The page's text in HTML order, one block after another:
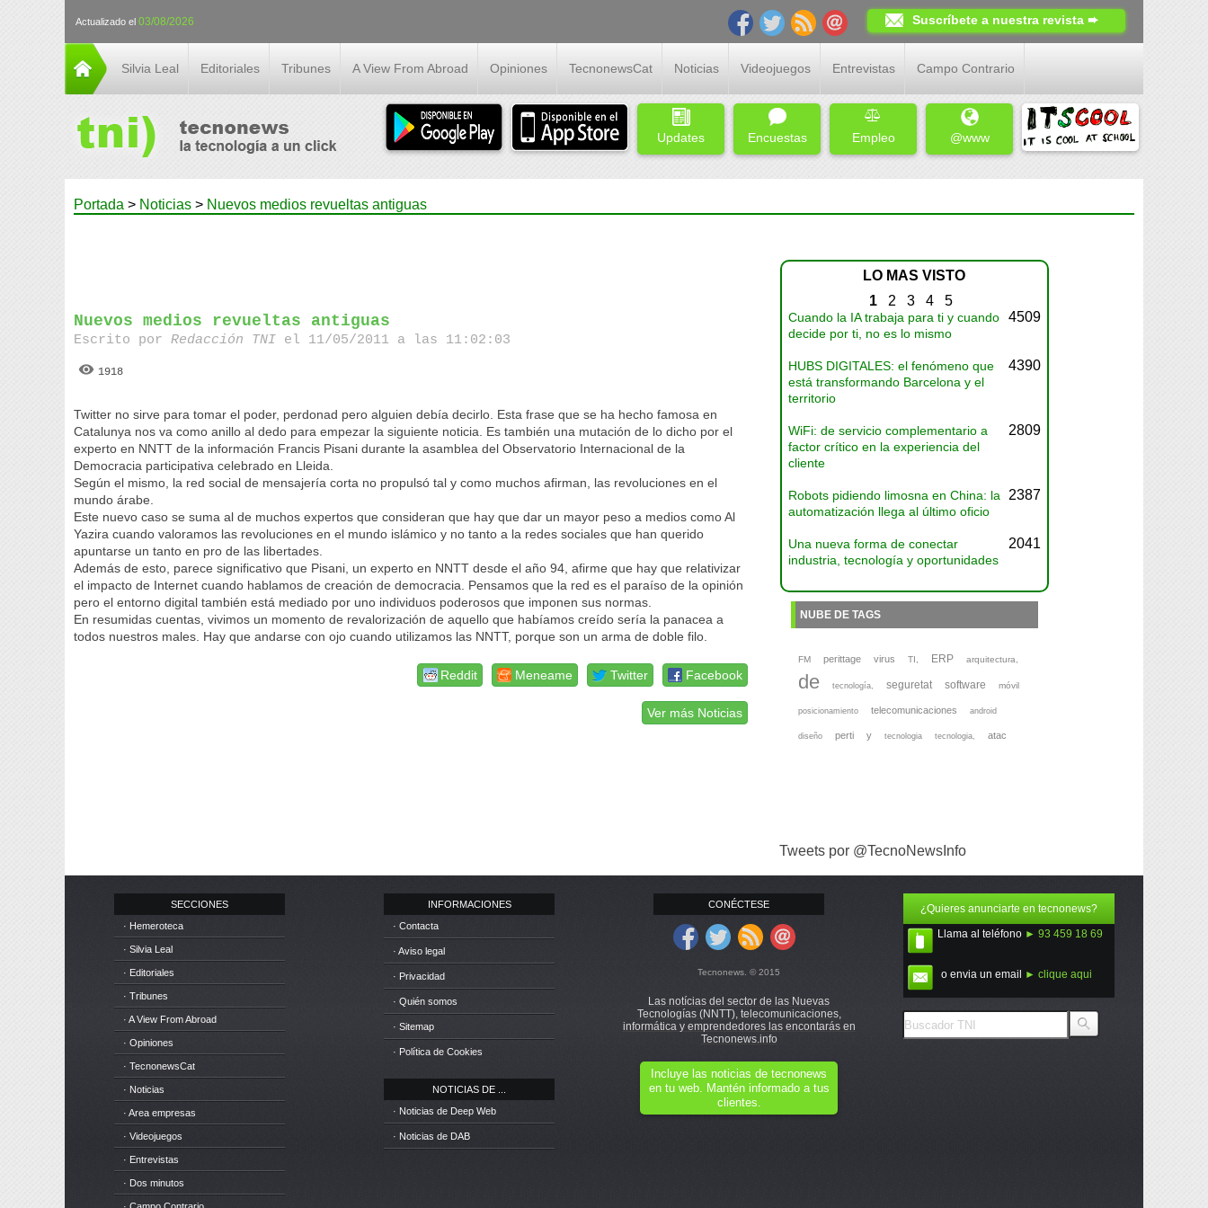
Actualizado el 03/08/2026 Suscríbete a nuestra revista ➨
Silvia Leal Editoriales Tribunes A View From Abroad Opiniones TecnonewsCat Noticias Videojuegos Entrevistas Campo Contrario
Updates Encuestas Empleo @www
Portada > Noticias > Nuevos medios revueltas antiguas
Nuevos medios revueltas antiguas
Escrito porRedacción TNI el 11/05/2011 a las 11:02:03
1918
Twitter no sirve para tomar el poder, perdonad pero alguien debía decirlo. Esta frase que se ha hecho famosa en
Catalunya nos va como anillo al dedo para empezar la siguiente noticia. Es también una mutación de lo dicho por el
experto en NNTT de la información Francis Pisani durante la asamblea del Observatorio Internacional de la
Democracia participativa celebrado en Lleida.
Según el mismo, la red social de mensajería corta no propulsó tal y como muchos afirman, las revoluciones en el
mundo árabe.
Este nuevo caso se suma al de muchos expertos que consideran que hay que dar un mayor peso a medios como Al
Yazira cuando valoramos las revoluciones en el mundo islámico y no tanto a la redes sociales que han querido
apuntarse un tanto en pro de las libertades.
Además de esto, parece significativo que Pisani, un experto en NNTT desde el año 94, afirme que hay que relativizar
el impacto de Internet cuando hablamos de creación de democracia. Pensamos que la red es el paraíso de la opinión
pero el entorno digital también está mediado por uno individuos poderosos que imponen sus normas.
En resumidas cuentas, vivimos un momento de revalorización de aquello que habíamos creído sería la panacea a
todos nuestros males. Hay que andarse con ojo cuando utilizamos las NNTT, porque son un arma de doble filo.
Facebook
Twitter
Meneame
Reddit
Ver más Noticias
LO MAS VISTO
1 2 3 4 5
Cuando la IA trabaja para ti y cuando
decide por ti, no es lo mismo
4509
HUBS DIGITALES: el fenómeno que
está transformando Barcelona y el
territorio
4390
WiFi: de servicio complementario a
factor crítico en la experiencia del
cliente
2809
Robots pidiendo limosna en China: la
automatización llega al último oficio
2387
Una nueva forma de conectar
industria, tecnología y oportunidades
2041
NUBE DE TAGS
FM perittage virus TI, ERP arquitectura,
de tecnología, seguretat software móvil
posicionamiento telecomunicaciones android
diseño perti y tecnologia tecnologia, atac
Tweets por @TecnoNewsInfo
SECCIONES
· Hemeroteca
· Silvia Leal
· Editoriales
· Tribunes
· A View From Abroad
· Opiniones
· TecnonewsCat
· Noticias
· Area empresas
· Videojuegos
· Entrevistas
· Dos minutos
INFORMACIONES
· Contacta
· Aviso legal
· Privacidad
· Quién somos
· Sitemap
· Política de Cookies
NOTICIAS DE ...
· Noticias de Deep Web
· Noticias de DAB
CONÉCTESE
Tecnonews. © 2015
Las notícias del sector de las Nuevas
Tecnologías (NNTT), telecomunicaciones,
informática y emprendedores las encontarás en
Tecnonews.info
Incluye las noticias de tecnonews
en tu web. Mantén informado a tus
clientes.
¿Quieres anunciarte en tecnonews?
Llama al teléfono ► 93 459 18 69
o envia un email ► clique aqui